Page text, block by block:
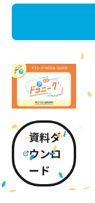
資料ダ
ウンロ
ード